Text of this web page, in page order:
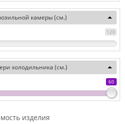
камеры (см.)
120
холодильника (см.)
60
изделия